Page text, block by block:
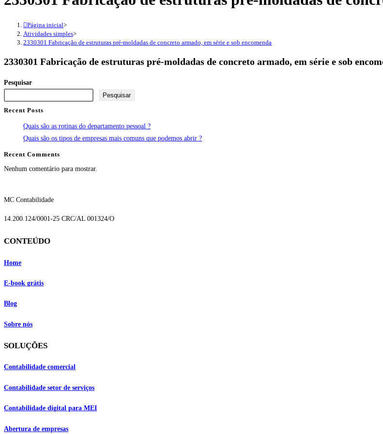
Página inicial>
Atividades simples>
2330301 Fabricação de estruturas pré-moldadas de concreto armado, em série e sob encomenda
2330301 Fabricação de estruturas pré-moldadas de concreto armado, em série e sob
Pesquisar
Pesquisar
Recent Posts
Quais são as rotinas do departamento pessoal ?
Quais são os tipos de empresas mais comuns que podemos abrir ?
Recent Comments
Nenhum comentário para mostrar.
MC Contabilidade
14.200.124/0001-25 CRC/AL 001324/O
CONTEÚDO
Home
E-book grátis
Blog
Sobre nós
SOLUÇÕES
Contabilidade comercial
Contabilidade setor de serviços
Contabilidade digital para MEI
Abertura de empresas